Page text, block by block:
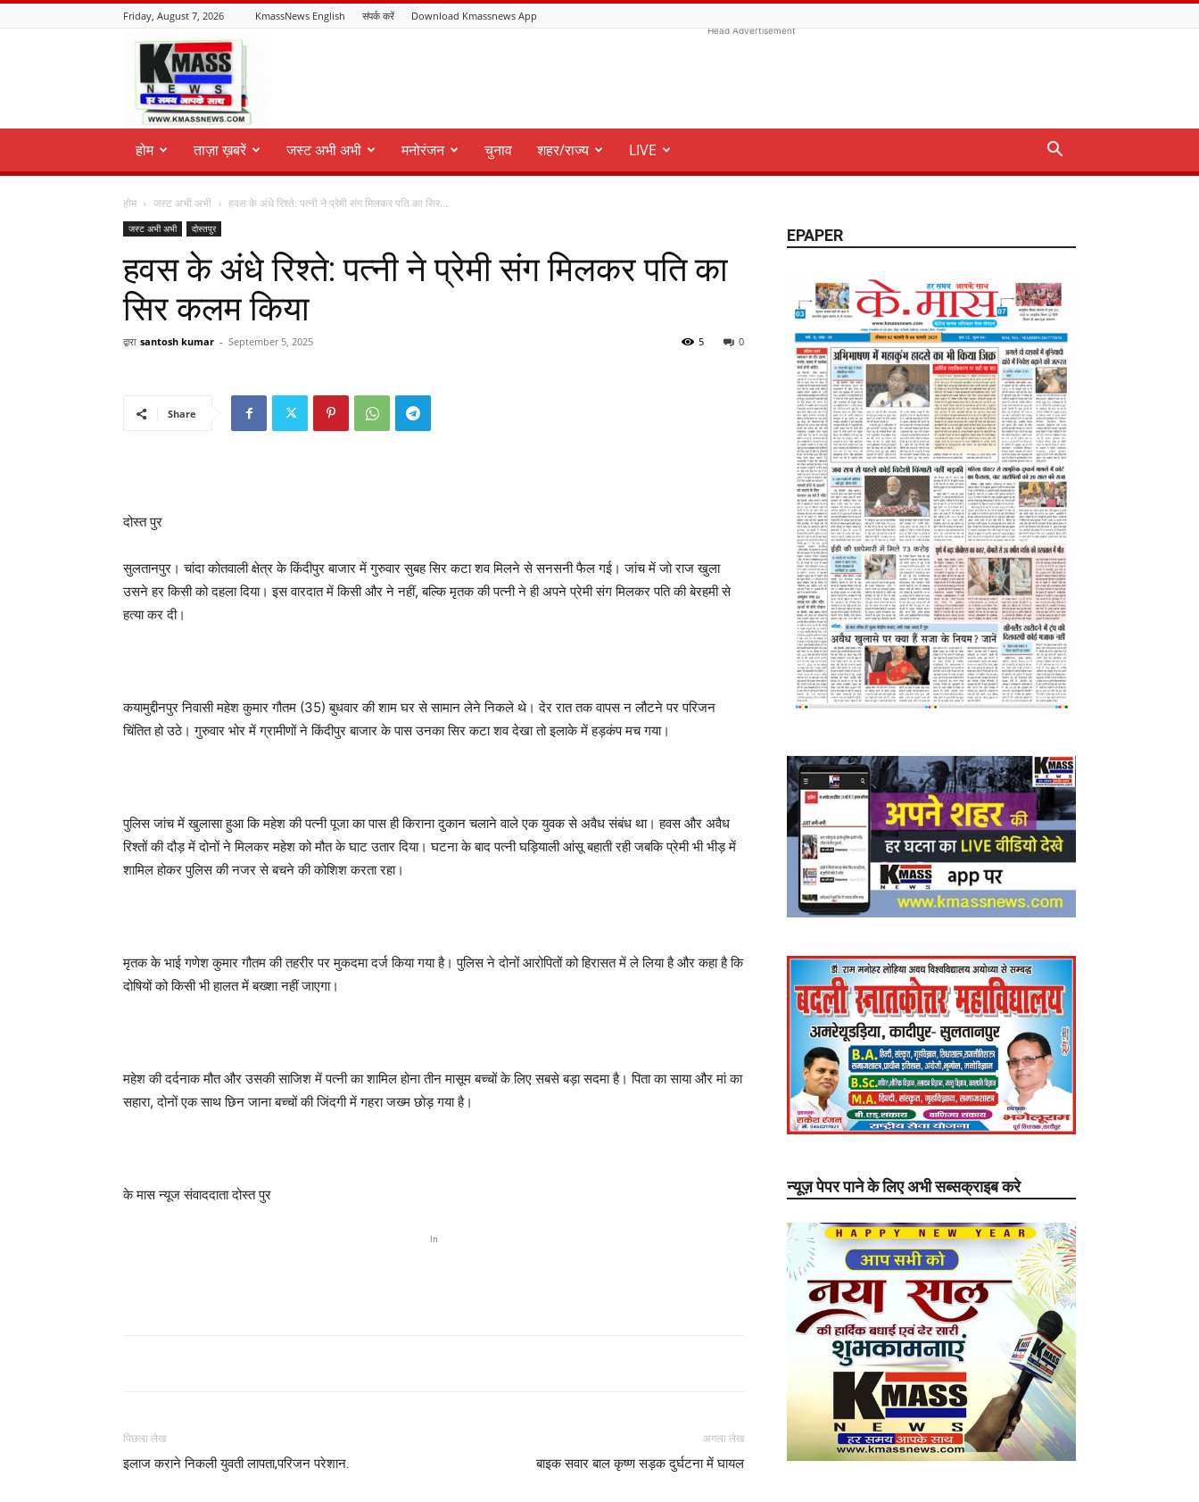
Friday, August 7, 2026 KmassNews English संपर्क करें Download Kmassnews App
KmassNews
Head Advertisement
होम ताज़ा ख़बरें जस्ट अभी अभी मनोरंजन चुनाव शहर/राज्य LIVE
होम जस्ट अभी अभी हवस के अंधे रिश्ते: पत्नी ने प्रेमी संग मिलकर पति का सिर...
जस्ट अभी अभी दोस्तपुर
हवस के अंधे रिश्ते: पत्नी ने प्रेमी संग मिलकर पति का
सिर कलम किया
द्वारा santosh kumar - September 5, 2025 0
5
Share
दोस्त पुर
सुलतानपुर। चांदा कोतवाली क्षेत्र के किंदीपुर बाजार में गुरुवार सुबह सिर कटा शव मिलने से सनसनी फैल गई। जांच में जो राज खुला
उसने हर किसी को दहला दिया। इस वारदात में किसी और ने नहीं, बल्कि मृतक की पत्नी ने ही अपने प्रेमी संग मिलकर पति की बेरहमी से
हत्या कर दी।
कयामुद्दीनपुर निवासी महेश कुमार गौतम (35) बुधवार की शाम घर से सामान लेने निकले थे। देर रात तक वापस न लौटने पर परिजन
चिंतित हो उठे। गुरुवार भोर में ग्रामीणों ने किंदीपुर बाजार के पास उनका सिर कटा शव देखा तो इलाके में हड़कंप मच गया।
पुलिस जांच में खुलासा हुआ कि महेश की पत्नी पूजा का पास ही किराना दुकान चलाने वाले एक युवक से अवैध संबंध था। हवस और अवैध
रिश्तों की दौड़ में दोनों ने मिलकर महेश को मौत के घाट उतार दिया। घटना के बाद पत्नी घड़ियाली आंसू बहाती रही जबकि प्रेमी भी भीड़ में
शामिल होकर पुलिस की नजर से बचने की कोशिश करता रहा।
मृतक के भाई गणेश कुमार गौतम की तहरीर पर मुकदमा दर्ज किया गया है। पुलिस ने दोनों आरोपितों को हिरासत में ले लिया है और कहा है कि
दोषियों को किसी भी हालत में बख्शा नहीं जाएगा।
महेश की दर्दनाक मौत और उसकी साजिश में पत्नी का शामिल होना तीन मासूम बच्चों के लिए सबसे बड़ा सदमा है। पिता का साया और मां का
सहारा, दोनों एक साथ छिन जाना बच्चों की जिंदगी में गहरा जख्म छोड़ गया है।
के मास न्यूज संवाददाता दोस्त पुर
In
पिछला लेख
इलाज कराने निकली युवती लापता,परिजन परेशान.
अगला लेख
बाइक सवार बाल कृष्ण सड़क दुर्घटना में घायल
EPAPER
न्यूज़ पेपर पाने के लिए अभी सब्सक्राइब करे